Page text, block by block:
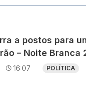
a postos para
– Noite Branca
16:07 POLÍTICA